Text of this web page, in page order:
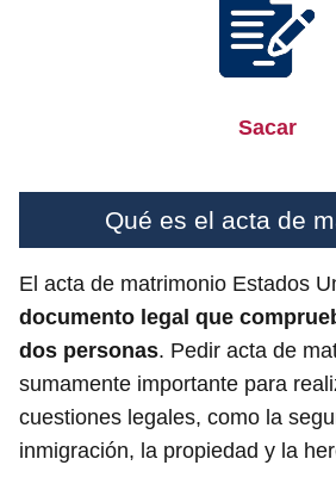
Sacar
Qué es el acta de
El acta de matrimonio Estados
documento legal que
dos personas. Pedir acta de
sumamente importante para
cuestiones legales, como la
inmigración, la propiedad y la